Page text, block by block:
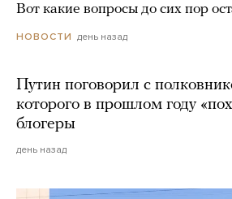
Вот какие вопросы до сих пор
НОВОСТИ день назад
Путин поговорил с
которого в прошлом году
блогеры
день назад